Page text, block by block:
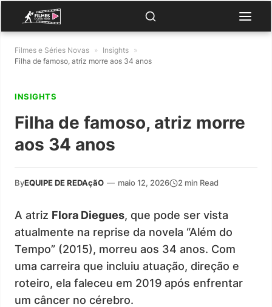
Filmes e Séries Novas » Insights »
Filha de famoso, atriz morre aos 34 anos
INSIGHTS
Filha de famoso, atriz morre
aos 34 anos
ByEQUIPE DE REDAçãO — maio 12, 2026 2 min Read
A atriz Flora Diegues, que pode ser vista
atualmente na reprise da novela “Além do
Tempo” (2015), morreu aos 34 anos. Com
uma carreira que incluiu atuação, direção e
roteiro, ela faleceu em 2019 após enfrentar
um câncer no cérebro.